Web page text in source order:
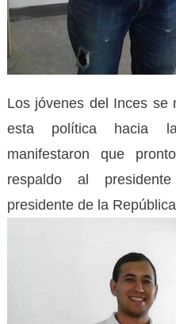
Los jóvenes del Inces se
esta política hacia
manifestaron que
respaldo al
presidente de la